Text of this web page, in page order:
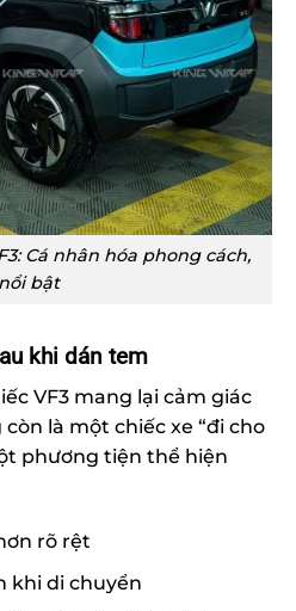
Cá nhân hóa phong cách,
nổi bật
khi dán tem
VF3 mang lại cảm giác
là một chiếc xe “đi cho
phương tiện thể hiện
rõ rệt
khi di chuyển